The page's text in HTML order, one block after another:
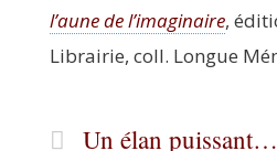
l’aune de l’imaginaire,
Librai­rie, coll. Longue
Un élan puissant…